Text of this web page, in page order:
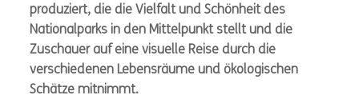
produziert, die die Vielfalt und Schönheit des
Nationalparks in den Mittelpunkt stellt und die
Zuschauer auf eine visuelle Reise durch die
verschiedenen Lebensräume und ökologischen
Schätze mitnimmt.